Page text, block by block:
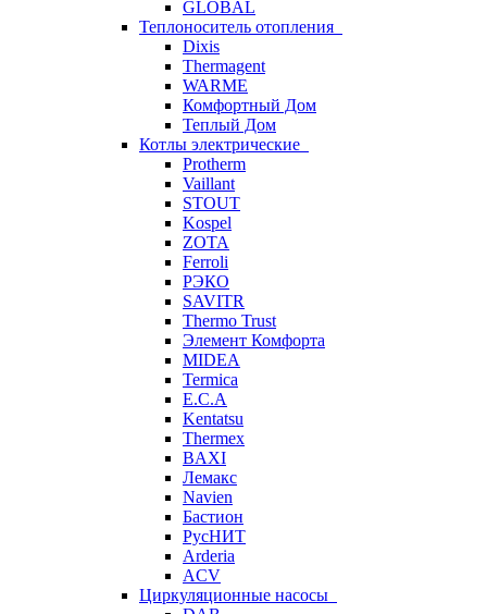
GLOBAL
Теплоноситель отопления
Dixis
Thermagent
WARME
Комфортный Дом
Теплый Дом
Котлы электрические
Protherm
Vaillant
STOUT
Kospel
ZOTA
Ferroli
РЭКО
SAVITR
Thermo Trust
Элемент Комфорта
MIDEA
Termica
E.C.A
Kentatsu
Thermex
BAXI
Лемакс
Navien
Бастион
РусНИТ
Arderia
ACV
Циркуляционные насосы